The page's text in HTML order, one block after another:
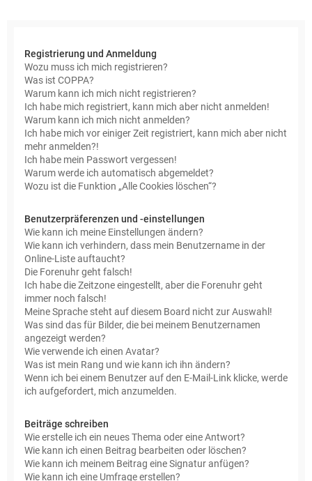
Registrierung und Anmeldung
Wozu muss ich mich registrieren?
Was ist COPPA?
Warum kann ich mich nicht registrieren?
Ich habe mich registriert, kann mich aber nicht anmelden!
Warum kann ich mich nicht anmelden?
Ich habe mich vor einiger Zeit registriert, kann mich aber nicht
mehr anmelden?!
Ich habe mein Passwort vergessen!
Warum werde ich automatisch abgemeldet?
Wozu ist die Funktion „Alle Cookies löschen“?
Benutzerpräferenzen und -einstellungen
Wie kann ich meine Einstellungen ändern?
Wie kann ich verhindern, dass mein Benutzername in der
Online-Liste auftaucht?
Die Forenuhr geht falsch!
Ich habe die Zeitzone eingestellt, aber die Forenuhr geht
immer noch falsch!
Meine Sprache steht auf diesem Board nicht zur Auswahl!
Was sind das für Bilder, die bei meinem Benutzernamen
angezeigt werden?
Wie verwende ich einen Avatar?
Was ist mein Rang und wie kann ich ihn ändern?
Wenn ich bei einem Benutzer auf den E-Mail-Link klicke, werde
ich aufgefordert, mich anzumelden.
Beiträge schreiben
Wie erstelle ich ein neues Thema oder eine Antwort?
Wie kann ich einen Beitrag bearbeiten oder löschen?
Wie kann ich meinem Beitrag eine Signatur anfügen?
Wie kann ich eine Umfrage erstellen?